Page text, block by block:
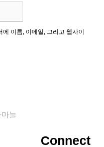
이름, 이메일, 그리고 웹사이
늘
Connect